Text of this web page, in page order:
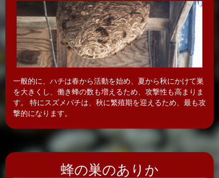
一般的に、ハチは春から活動を始め、夏から秋にかけて巣
を大きくし、働き蜂の数も増えるため、攻撃性も高まりま
す。 特にスズメバチは、秋に繁殖期を迎えるため、最も攻
撃的になります。
蜂の巣のありか